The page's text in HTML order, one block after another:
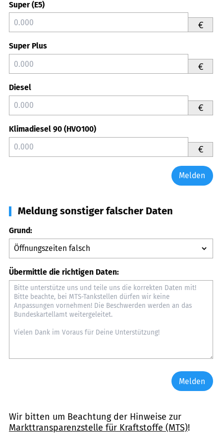
Super (E5)
€
Super Plus
€
Diesel
€
Klimadiesel 90 (HVO100)
€
Melden
Meldung sonstiger falscher Daten
Grund:
Übermittle die richtigen Daten:
Melden
Wir bitten um Beachtung der Hinweise zur
Markttransparenzstelle für Kraftstoffe (MTS)!